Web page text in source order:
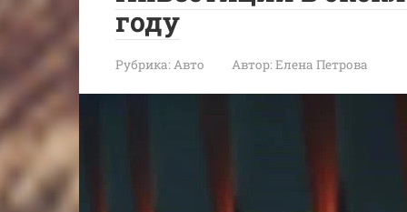
году
Рубрика:Авто Автор:Елена Петрова